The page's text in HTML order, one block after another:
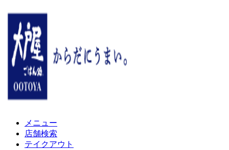
メニュー
店舗検索
テイクアウト